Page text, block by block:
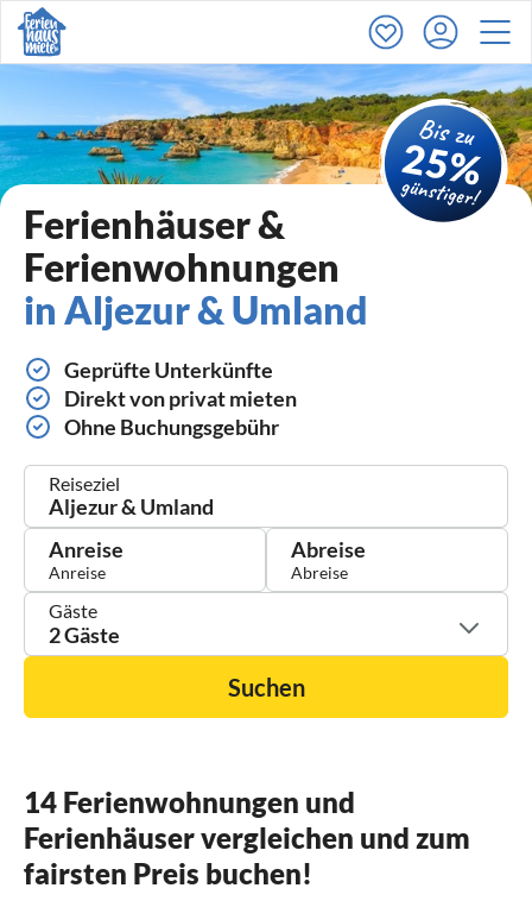
Ferienhäuser &
Ferienwohnungen
in Aljezur & Umland
Geprüfte Unterkünfte
Direkt von privat mieten
Ohne Buchungsgebühr
Reiseziel
Anreise Abreise
Gäste
2 Gäste
Suchen
14 Ferienwohnungen und
Ferienhäuser vergleichen und zum
fairsten Preis buchen!